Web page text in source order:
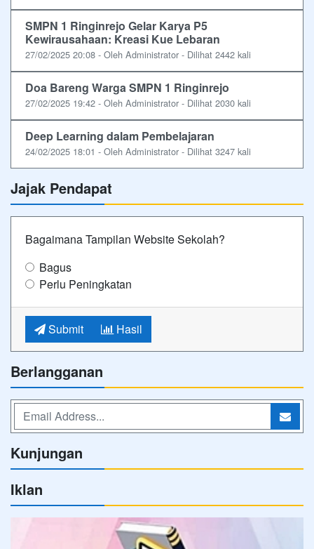
SMPN 1 Ringinrejo Gelar Karya P5
Kewirausahaan: Kreasi Kue Lebaran
27/02/2025 20:08 - Oleh Administrator - Dilihat 2442 kali
Doa Bareng Warga SMPN 1 Ringinrejo
27/02/2025 19:42 - Oleh Administrator - Dilihat 2030 kali
Deep Learning dalam Pembelajaran
24/02/2025 18:01 - Oleh Administrator - Dilihat 3247 kali
Jajak Pendapat
Bagaimana Tampilan Website Sekolah?
Bagus
Perlu Peningkatan
Submit Hasil
Berlangganan
Kunjungan
Iklan